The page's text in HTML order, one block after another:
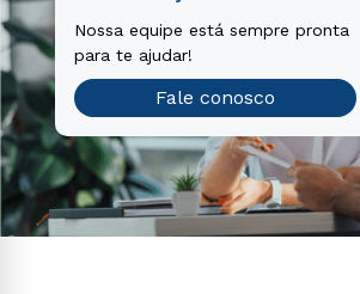
Nossa equipe está sempre pronta
para te ajudar!
Fale conosco